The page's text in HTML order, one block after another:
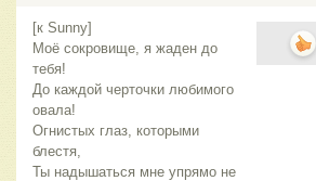
[к Sunny]
Моё сокровище, я жаден до
тебя!
До каждой черточки любимого
овала!
Огнистых глаз, которыми
блестя,
Ты надышаться мне упрямо не